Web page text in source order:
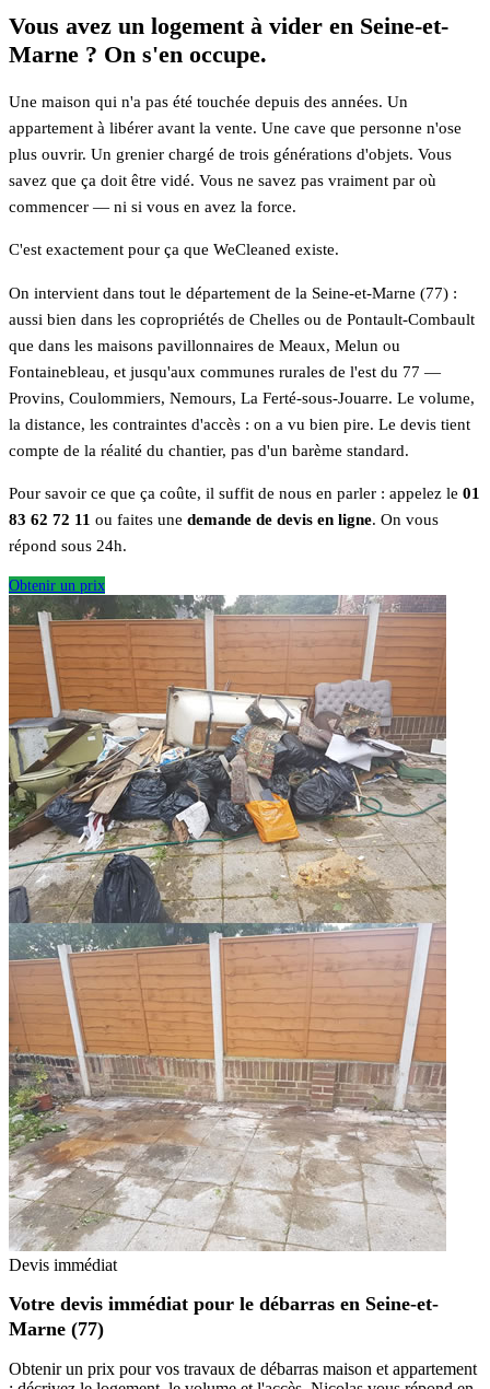
Vous avez un logement à vider en Seine-et-
Marne ? On s'en occupe.
Une maison qui n'a pas été touchée depuis des années. Un
appartement à libérer avant la vente. Une cave que personne n'ose
plus ouvrir. Un grenier chargé de trois générations d'objets. Vous
savez que ça doit être vidé. Vous ne savez pas vraiment par où
commencer — ni si vous en avez la force.
C'est exactement pour ça que WeCleaned existe.
On intervient dans tout le département de la Seine-et-Marne (77) :
aussi bien dans les copropriétés de Chelles ou de Pontault-Combault
que dans les maisons pavillonnaires de Meaux, Melun ou
Fontainebleau, et jusqu'aux communes rurales de l'est du 77 —
Provins, Coulommiers, Nemours, La Ferté-sous-Jouarre. Le volume,
la distance, les contraintes d'accès : on a vu bien pire. Le devis tient
compte de la réalité du chantier, pas d'un barème standard.
Pour savoir ce que ça coûte, il suffit de nous en parler : appelez le 01
83 62 72 11 ou faites une demande de devis en ligne. On vous
répond sous 24h.
Obtenir un prix
Devis immédiat
Votre devis immédiat pour le débarras en Seine-et-
Marne (77)
Obtenir un prix pour vos travaux de débarras maison et appartement